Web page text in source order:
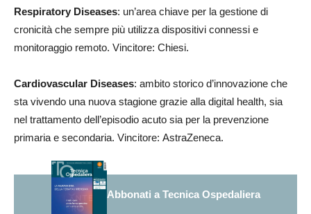
Respiratory Diseases: un’area chiave per la gestione di
cronicità che sempre più utilizza dispositivi connessi e
monitoraggio remoto. Vincitore: Chiesi.
Cardiovascular Diseases: ambito storico d’innovazione che
sta vivendo una nuova stagione grazie alla digital health, sia
nel trattamento dell’episodio acuto sia per la prevenzione
primaria e secondaria. Vincitore: AstraZeneca.
Abbonati a Tecnica Ospedaliera